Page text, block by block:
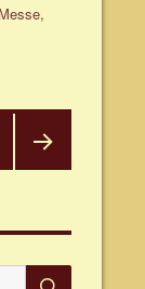
Schlagwörter
Messe,
E